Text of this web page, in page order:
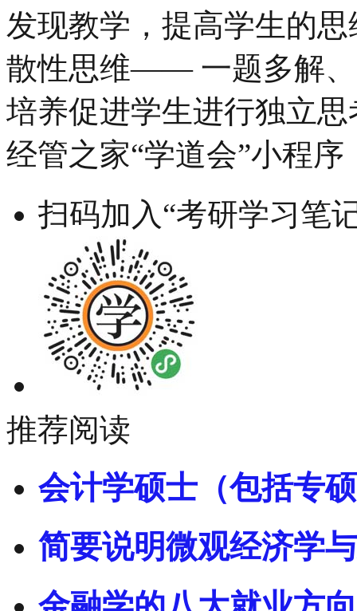
发现教学，提高学生的
散性思维—— 一题多解、
培养促进学生进行独立
经管之家“学道会”小程序
扫码加入“考研学习笔
推荐阅读
会计学硕士（包括专
简要说明微观经济学